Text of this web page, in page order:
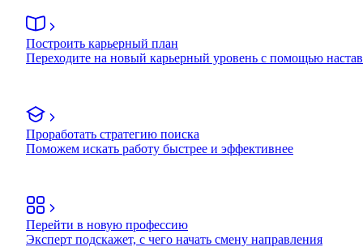
Построить карьерный план
Переходите на новый карьерный уровень с помощью
Проработать стратегию поиска
Поможем искать работу быстрее и эффективнее
Перейти в новую профессию
Эксперт подскажет, с чего начать смену направления